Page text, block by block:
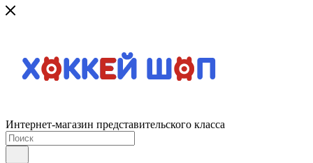
Интернет-магазин представительского класса